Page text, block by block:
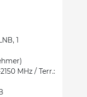
1
MHz / Terr.: